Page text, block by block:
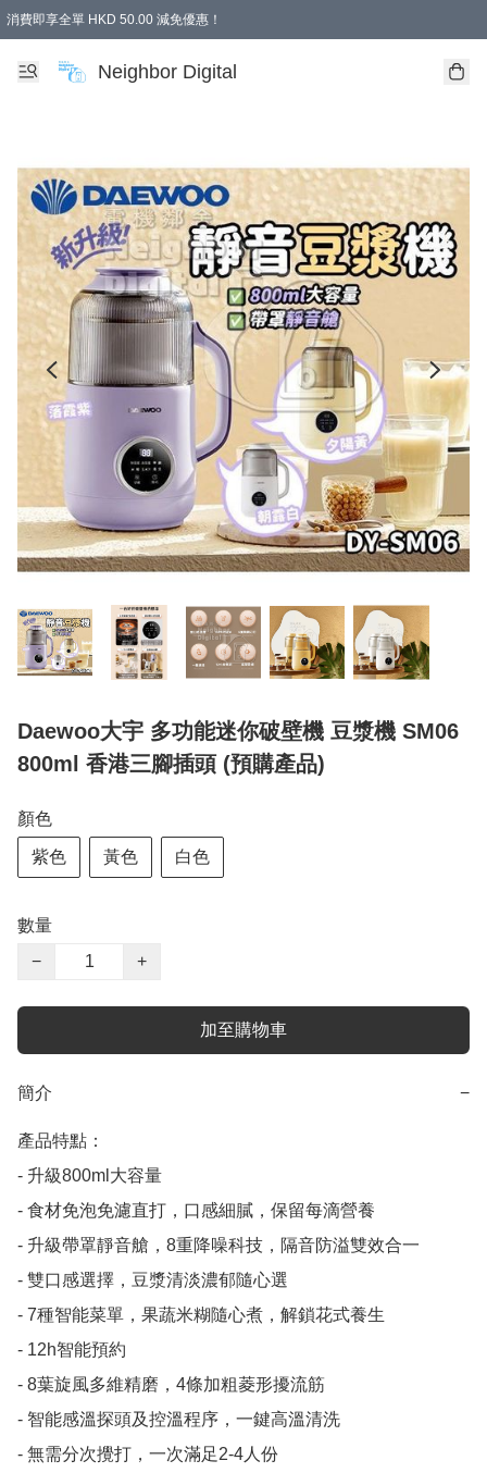
消費即享全單 HKD 50.00 減免優惠！
Neighbor Digital
Daewoo大宇 多功能迷你破壁機 豆漿機 SM06
800ml 香港三腳插頭 (預購產品)
顏色
紫色 黃色 白色
數量
−
+
加至購物車
簡介 −
產品特點：
- 升級800ml大容量
- 食材免泡免濾直打，口感細膩，保留每滴營養
- 升級帶罩靜音艙，8重降噪科技，隔音防溢雙效合一
- 雙口感選擇，豆漿清淡濃郁隨心選
- 7種智能菜單，果蔬米糊隨心煮，解鎖花式養生
- 12h智能預約
- 8葉旋風多維精磨，4條加粗菱形擾流筋
- 智能感溫探頭及控溫程序，一鍵高溫清洗
- 無需分次攪打，一次滿足2-4人份